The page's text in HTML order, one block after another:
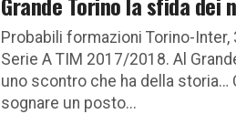
Probabili formazioni Torino-Inter,
Serie A TIM 2017/2018. Al
uno scontro che ha della storia…
sognare un posto...